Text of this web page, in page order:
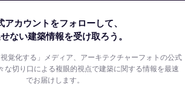
アカウントをフォローして、
ない建築情報を受け取ろう。
視覚化する」メディア、アーキテクチャーフォトの公式
な切り口による複眼的視点で建築に関する情報を最速
でお届けします。